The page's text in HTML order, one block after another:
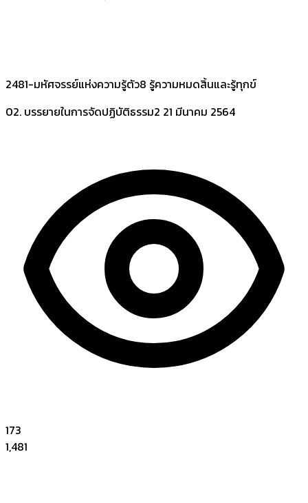
2481-มหัศจรรย์แห่งความรู้ตัว8 รู้ความหมดสิ้นและรู้ทุกข์
02. บรรยายในการจัดปฏิบัติธรรม2 21 มีนาคม 2564
173
1,481